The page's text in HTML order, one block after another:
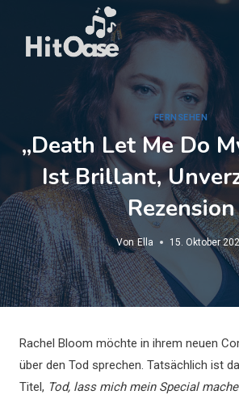
springen
FERNSEHEN
„Death Let Me Do
Ist Brillant,
Rezension
Von Ella 15. Oktober
Rachel Bloom möchte in ihrem neuen
über den Tod sprechen. Tatsächlich ist
Titel, Tod, lass mich mein Special